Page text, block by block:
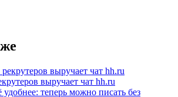
выручает чат hh.ru